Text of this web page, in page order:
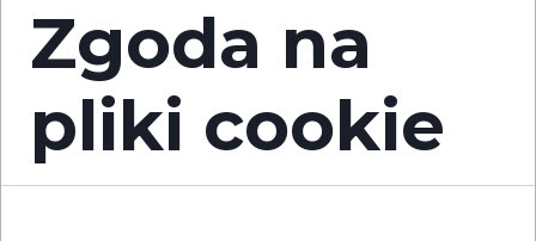
Zgoda na
pliki cookie